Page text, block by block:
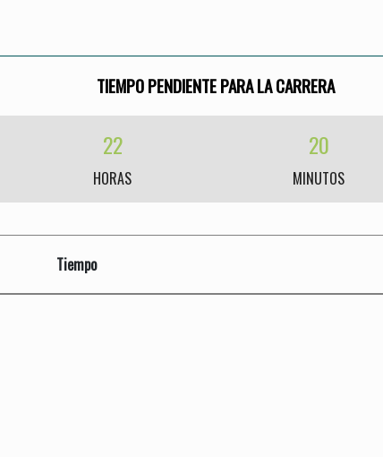
TIEMPO PENDIENTE PARA LA CARRERA
22
HORAS
20
MINUTOS
Tiempo